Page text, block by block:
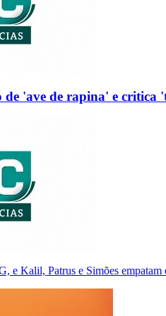
de 'ave de rapina' e critica
e Kalil, Patrus e Simões empatam